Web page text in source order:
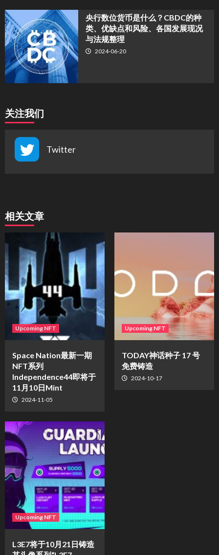
央行数位货币是什么？CBDC的种
类、优缺点和风险、各国发展现况
与法规整理
2024-06-20
关注我们
Twitter
相关文章
Upcoming NFT
Space Nation最新一期
NFT系列
Independence44即将于
11月10日Mint
2024-11-05
Upcoming NFT
TODAY神话种子 17 号
免费铸造
2024-10-17
Upcoming NFT
L3E7将于10月21日铸造